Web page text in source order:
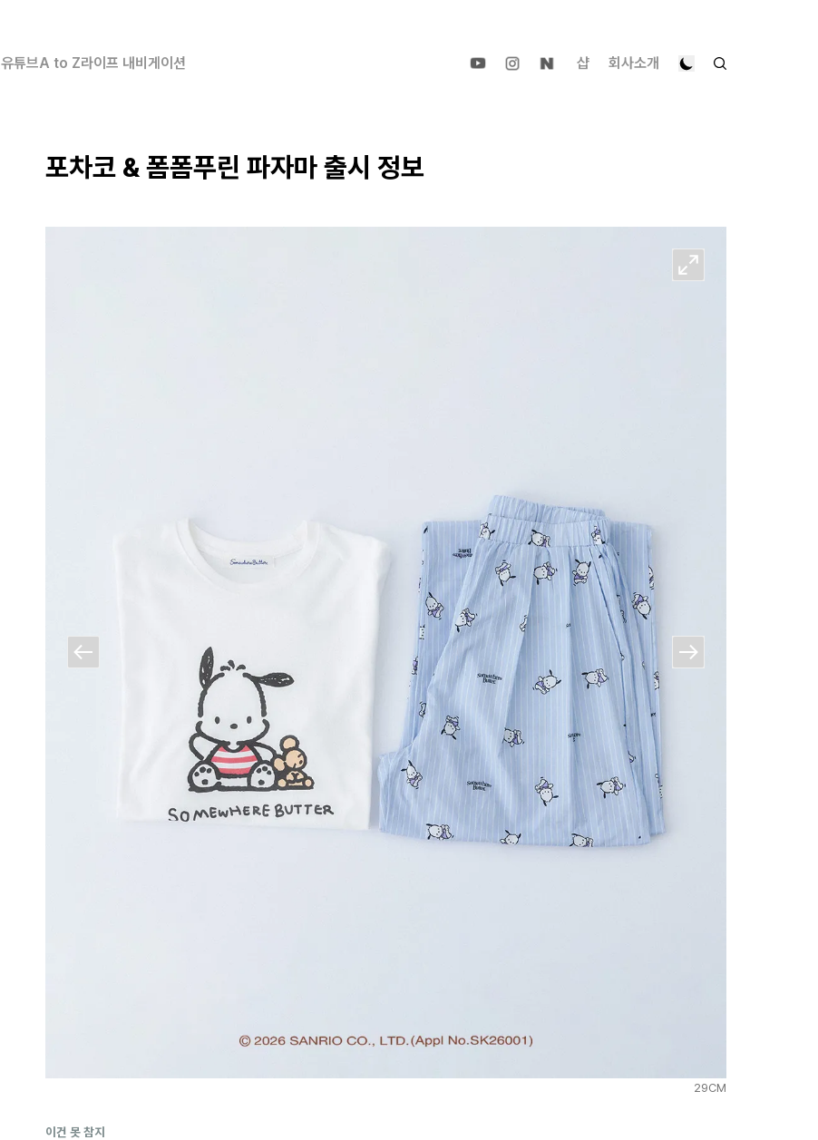
유튜브A to Z라이프 내비게이션 샵 회사소개
포차코 & 폼폼푸린 파자마 출시 정보
29CM
이건 못 참지